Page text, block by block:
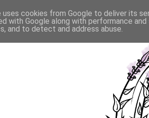
uses cookies from Google to deliver its
with Google along with performance
and to detect and address abuse.